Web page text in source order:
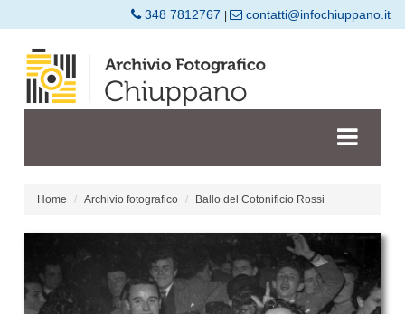
348 7812767 contatti@infochiuppano.it
Home Archivio fotografico Ballo del Cotonificio Rossi